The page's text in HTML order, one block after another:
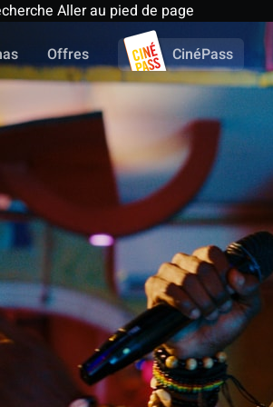
Aller au pied de page
Offres CinéPass